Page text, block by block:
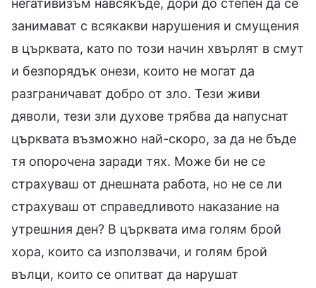
занимават с всякакви нарушения и смущения
в църквата, като по този начин хвърлят в смут
и безпорядък онези, които не могат да
разграничават добро от зло. Тези живи
дяволи, тези зли духове трябва да напуснат
църквата възможно най-скоро, за да не бъде
тя опорочена заради тях. Може би не се
страхуваш от днешната работа, но не се ли
страхуваш от справедливото наказание на
утрешния ден? В църквата има голям брой
хора, които са използвачи, и голям брой
вълци, които се опитват да нарушат